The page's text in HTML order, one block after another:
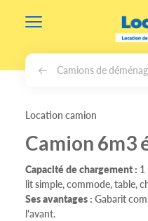
Camions de
Location camion
Camion 6m3
Capacité de chargement : 1
lit simple, commode, table,
Ses avantages : Gabarit
l'avant.